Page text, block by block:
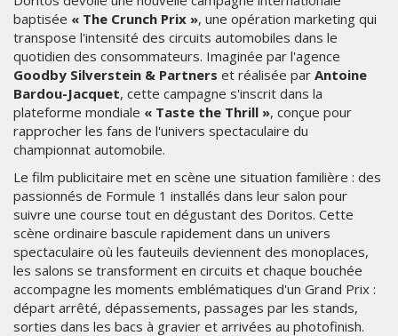
baptisée « The Crunch Prix », une opération marketing qui
transpose l'intensité des circuits automobiles dans le
quotidien des consommateurs. Imaginée par l'agence
Goodby Silverstein & Partners et réalisée par Antoine
Bardou-Jacquet, cette campagne s'inscrit dans la
plateforme mondiale « Taste the Thrill », conçue pour
rapprocher les fans de l'univers spectaculaire du
championnat automobile.
Le film publicitaire met en scène une situation familière : des
passionnés de Formule 1 installés dans leur salon pour
suivre une course tout en dégustant des Doritos. Cette
scène ordinaire bascule rapidement dans un univers
spectaculaire où les fauteuils deviennent des monoplaces,
les salons se transforment en circuits et chaque bouchée
accompagne les moments emblématiques d'un Grand Prix :
départ arrêté, dépassements, passages par les stands,
sorties dans les bacs à gravier et arrivées au photofinish.